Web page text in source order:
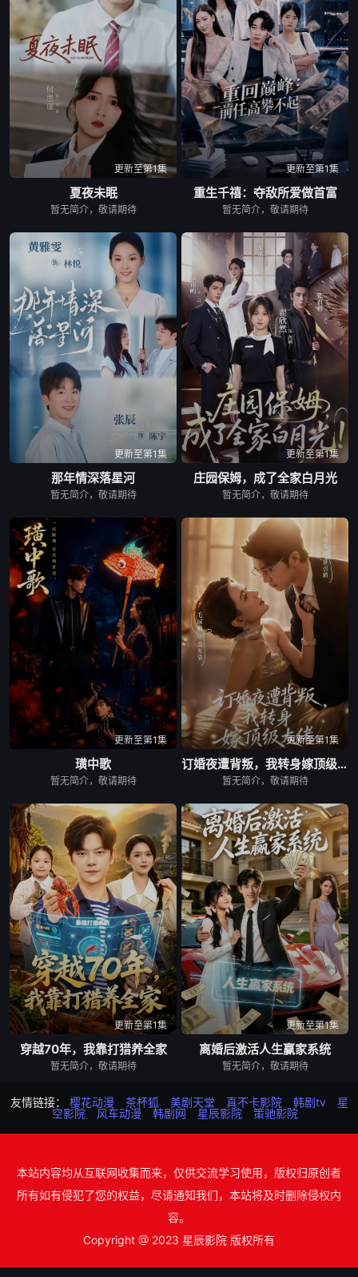
更新至第1集
夏夜未眠
暂无简介，敬请期待
更新至第1集
重生千禧：夺敌所爱做首富
暂无简介，敬请期待
更新至第1集
那年情深落星河
暂无简介，敬请期待
更新至第1集
庄园保姆，成了全家白月光
暂无简介，敬请期待
更新至第1集
璜中歌
暂无简介，敬请期待
更新至第1集
订婚夜遭背叛，我转身嫁顶级大佬
暂无简介，敬请期待
更新至第1集
穿越70年，我靠打猎养全家
暂无简介，敬请期待
更新至第1集
离婚后激活人生赢家系统
暂无简介，敬请期待
友情链接： 樱花动漫 茶杯狐 美剧天堂 真不卡影院 韩剧tv
星
空影院
风车动漫 韩剧网 星辰影院 策驰影院
本站内容均从互联网收集而来，仅供交流学习使用，版权归原创者
所有如有侵犯了您的权益，尽请通知我们，本站将及时删除侵权内
容。
Copyright @ 2023 星辰影院 版权所有